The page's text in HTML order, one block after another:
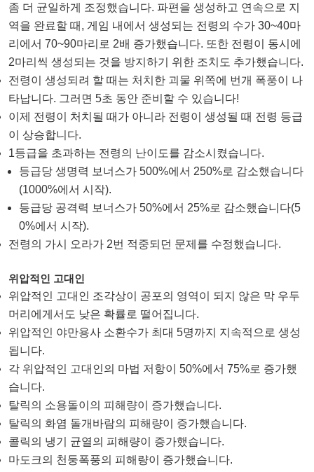
좀 더 균일하게 조정했습니다. 파편을 생성하고 연속으로 지
역을 완료할 때, 게임 내에서 생성되는 전령의 수가 30~40마
리에서 70~90마리로 2배 증가했습니다. 또한 전령이 동시에
2마리씩 생성되는 것을 방지하기 위한 조치도 추가했습니다.
전령이 생성되려 할 때는 처치한 괴물 위쪽에 번개 폭풍이 나
타납니다. 그러면 5초 동안 준비할 수 있습니다!
이제 전령이 처치될 때가 아니라 전령이 생성될 때 전령 등급
이 상승합니다.
1등급을 초과하는 전령의 난이도를 감소시켰습니다.
등급당 생명력 보너스가 500%에서 250%로 감소했습니다
(1000%에서 시작).
등급당 공격력 보너스가 50%에서 25%로 감소했습니다(5
0%에서 시작).
전령의 가시 오라가 2번 적중되던 문제를 수정했습니다.
위압적인 고대인
위압적인 고대인 조각상이 공포의 영역이 되지 않은 막 우두
머리에게서도 낮은 확률로 떨어집니다.
위압적인 야만용사 소환수가 최대 5명까지 지속적으로 생성
됩니다.
각 위압적인 고대인의 마법 저항이 50%에서 75%로 증가했
습니다.
탈릭의 소용돌이의 피해량이 증가했습니다.
탈릭의 화염 돌개바람의 피해량이 증가했습니다.
콜릭의 냉기 균열의 피해량이 증가했습니다.
마도크의 천둥폭풍의 피해량이 증가했습니다.